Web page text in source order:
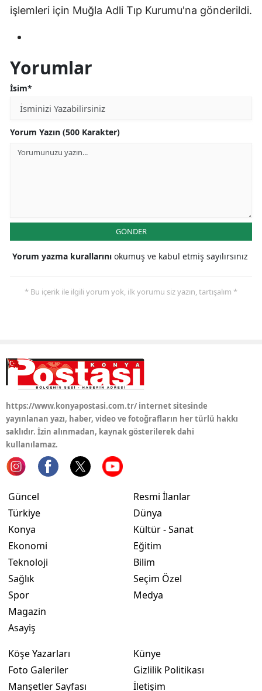
Muğla
Sivas
Uşak
Van
Aksaray
Ardahan
işlemleri için Muğla Adli Tıp Kurumu'na gönderildi.
Yorumlar
İsim*
Yorum Yazın (500 Karakter)
GÖNDER
Yorum yazma kurallarını okumuş ve kabul etmiş sayılırsınız
* Bu içerik ile ilgili yorum yok, ilk yorumu siz yazın, tartışalım *
https://www.konyapostasi.com.tr/ internet sitesinde
yayınlanan yazı, haber, video ve fotoğrafların her türlü hakkı
saklıdır. İzin alınmadan, kaynak gösterilerek dahi
kullanılamaz.
Güncel
Türkiye
Konya
Ekonomi
Teknoloji
Sağlık
Spor
Magazin
Asayiş
Resmi İlanlar
Dünya
Kültür - Sanat
Eğitim
Bilim
Seçim Özel
Medya
Köşe Yazarları
Foto Galeriler
Manşetler Sayfası
Künye
Gizlilik Politikası
İletişim